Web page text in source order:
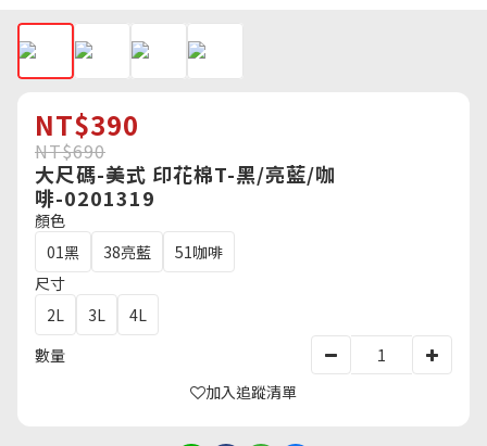
NT$390
NT$690
大尺碼-美式 印花棉T-黑/亮藍/咖
啡-0201319
顏色
01黑
38亮藍
51咖啡
尺寸
2L
3L
4L
數量
加入追蹤清單